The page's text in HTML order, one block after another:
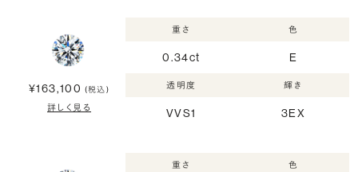
¥163,100 (税込)
詳しく見る
重さ
0.34ct
色
E
透明度
VVS1
輝き
3EX
重さ 色